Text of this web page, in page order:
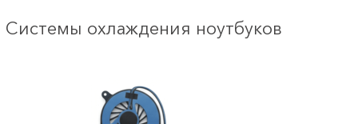
Системы охлаждения ноутбуков